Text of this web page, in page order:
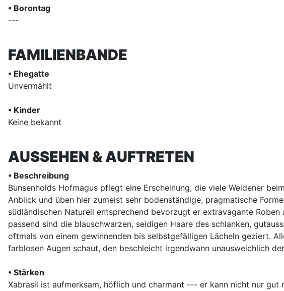
• Borontag
---
FAMILIENBANDE
• Ehegatte
Unvermählt
• Kinder
Keine bekannt
AUSSEHEN & AUFTRETEN
• Beschreibung
Bunsenholds Hofmagus pflegt eine Erscheinung, die viele Weidener
Anblick und üben hier zumeist sehr bodenständige, pragmatische
südländischen Naturell entsprechend bevorzugt er extravagante
passend sind die blauschwarzen, seidigen Haare des schlanken,
oftmals von einem gewinnenden bis selbstgefälligen Lächeln geziert.
farblosen Augen schaut, den beschleicht irgendwann unausweichlich
• Stärken
Xabrasil ist aufmerksam, höflich und charmant --- er kann nicht nur gut